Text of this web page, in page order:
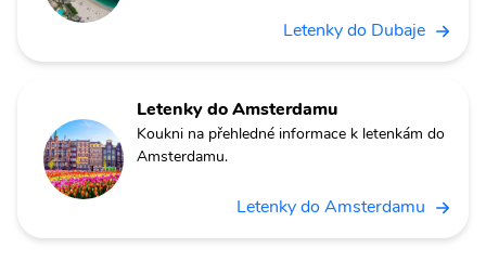
Letenky do Dubaje
Letenky do Amsterdamu
Koukni na přehledné informace k letenkám do
Amsterdamu.
Letenky do Amsterdamu